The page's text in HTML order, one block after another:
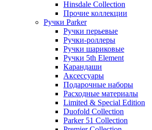
Hinsdale Collection
Прочие коллекции
Ручки Parker
Ручки перьевые
Ручки-роллеры
Ручки шариковые
Ручки 5th Element
Карандаши
Аксессуары
Подарочные наборы
Расходные материалы
Limited & Special Edition
Duofold Collection
Parker 51 Collection